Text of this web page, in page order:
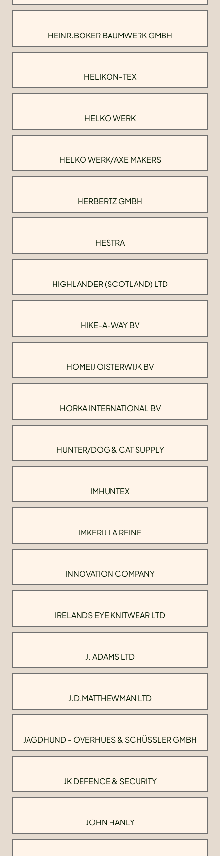
HEINR.BOKER BAUMWERK GMBH
HELIKON-TEX
HELKO WERK
HELKO WERK/AXE MAKERS
HERBERTZ GMBH
HESTRA
HIGHLANDER (SCOTLAND) LTD
HIKE-A-WAY BV
HOMEIJ OISTERWIJK BV
HORKA INTERNATIONAL BV
HUNTER/DOG & CAT SUPPLY
IMHUNTEX
IMKERIJ LA REINE
INNOVATION COMPANY
IRELANDS EYE KNITWEAR LTD
J. ADAMS LTD
J.D.MATTHEWMAN LTD
JAGDHUND - OVERHUES & SCHÜSSLER GMBH
JK DEFENCE & SECURITY
JOHN HANLY